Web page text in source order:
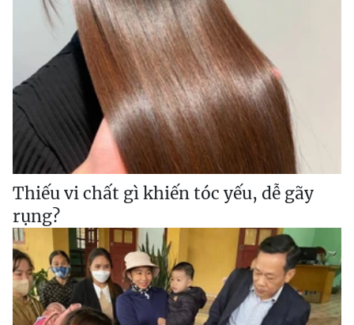
Thiếu vi chất gì khiến tóc yếu, dễ gãy
rụng?